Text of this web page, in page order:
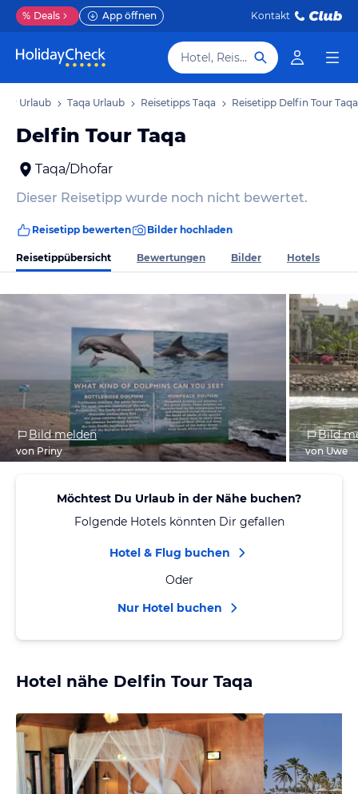
% Deals App öffnen Kontakt
Hotel, Reiseziel
Urlaub Taqa Urlaub Reisetipps Taqa Reisetipp Delfin Tour Taqa
Delfin Tour Taqa
Taqa/Dhofar
Dieser Reisetipp wurde noch nicht bewertet.
Reisetipp bewerten Bilder hochladen
Reisetippübersicht Bewertungen Bilder Hotels
Bild melden
von Priny
Bild
von Uwe
Möchtest Du Urlaub in der Nähe buchen?
Folgende Hotels könnten Dir gefallen
Hotel & Flug buchen
Oder
Nur Hotel buchen
Hotel nähe Delfin Tour Taqa